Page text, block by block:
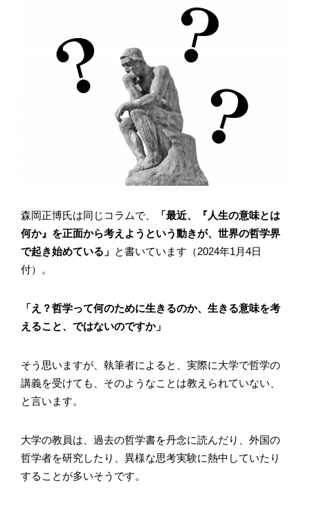
森岡正博氏は同じコラムで、
「最近、『人生の意味とは
何か』を正面から考えようという動きが、世界の哲学界
で起き始めている」 と書いています（2024年1月4日
付）。
「え？哲学って何のために生きるのか、生きる意味を考
えること、ではないのですか」
そう思いますが、執筆者によると、実際に大学で哲学の
講義を受けても、そのようなことは教えられていない、
と言います。
大学の教員は、過去の哲学書を丹念に読んだり、外国の
哲学者を研究したり、異様な思考実験に熱中していたり
することが多いそうです。